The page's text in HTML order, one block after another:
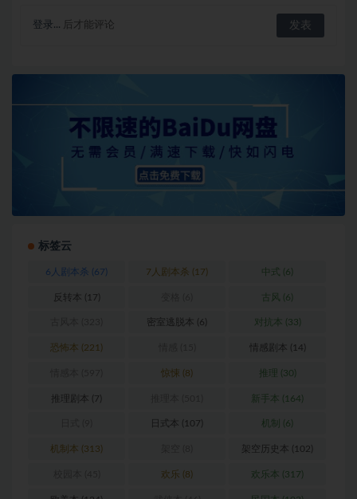
登录... 后才能评论
标签云
6人剧本杀 (67) 7人剧本杀 (17) 中式 (6)
反转本 (17) 古风 (6)
密室逃脱本 (6) 对抗本 (33)
恐怖本 (221) 情感剧本 (14)
惊悚 (8) 推理 (30)
推理剧本 (7) 新手本 (164)
日式本 (107) 机制 (6)
机制本 (313) 架空历史本 (102)
欢乐 (8) 欢乐本 (317)